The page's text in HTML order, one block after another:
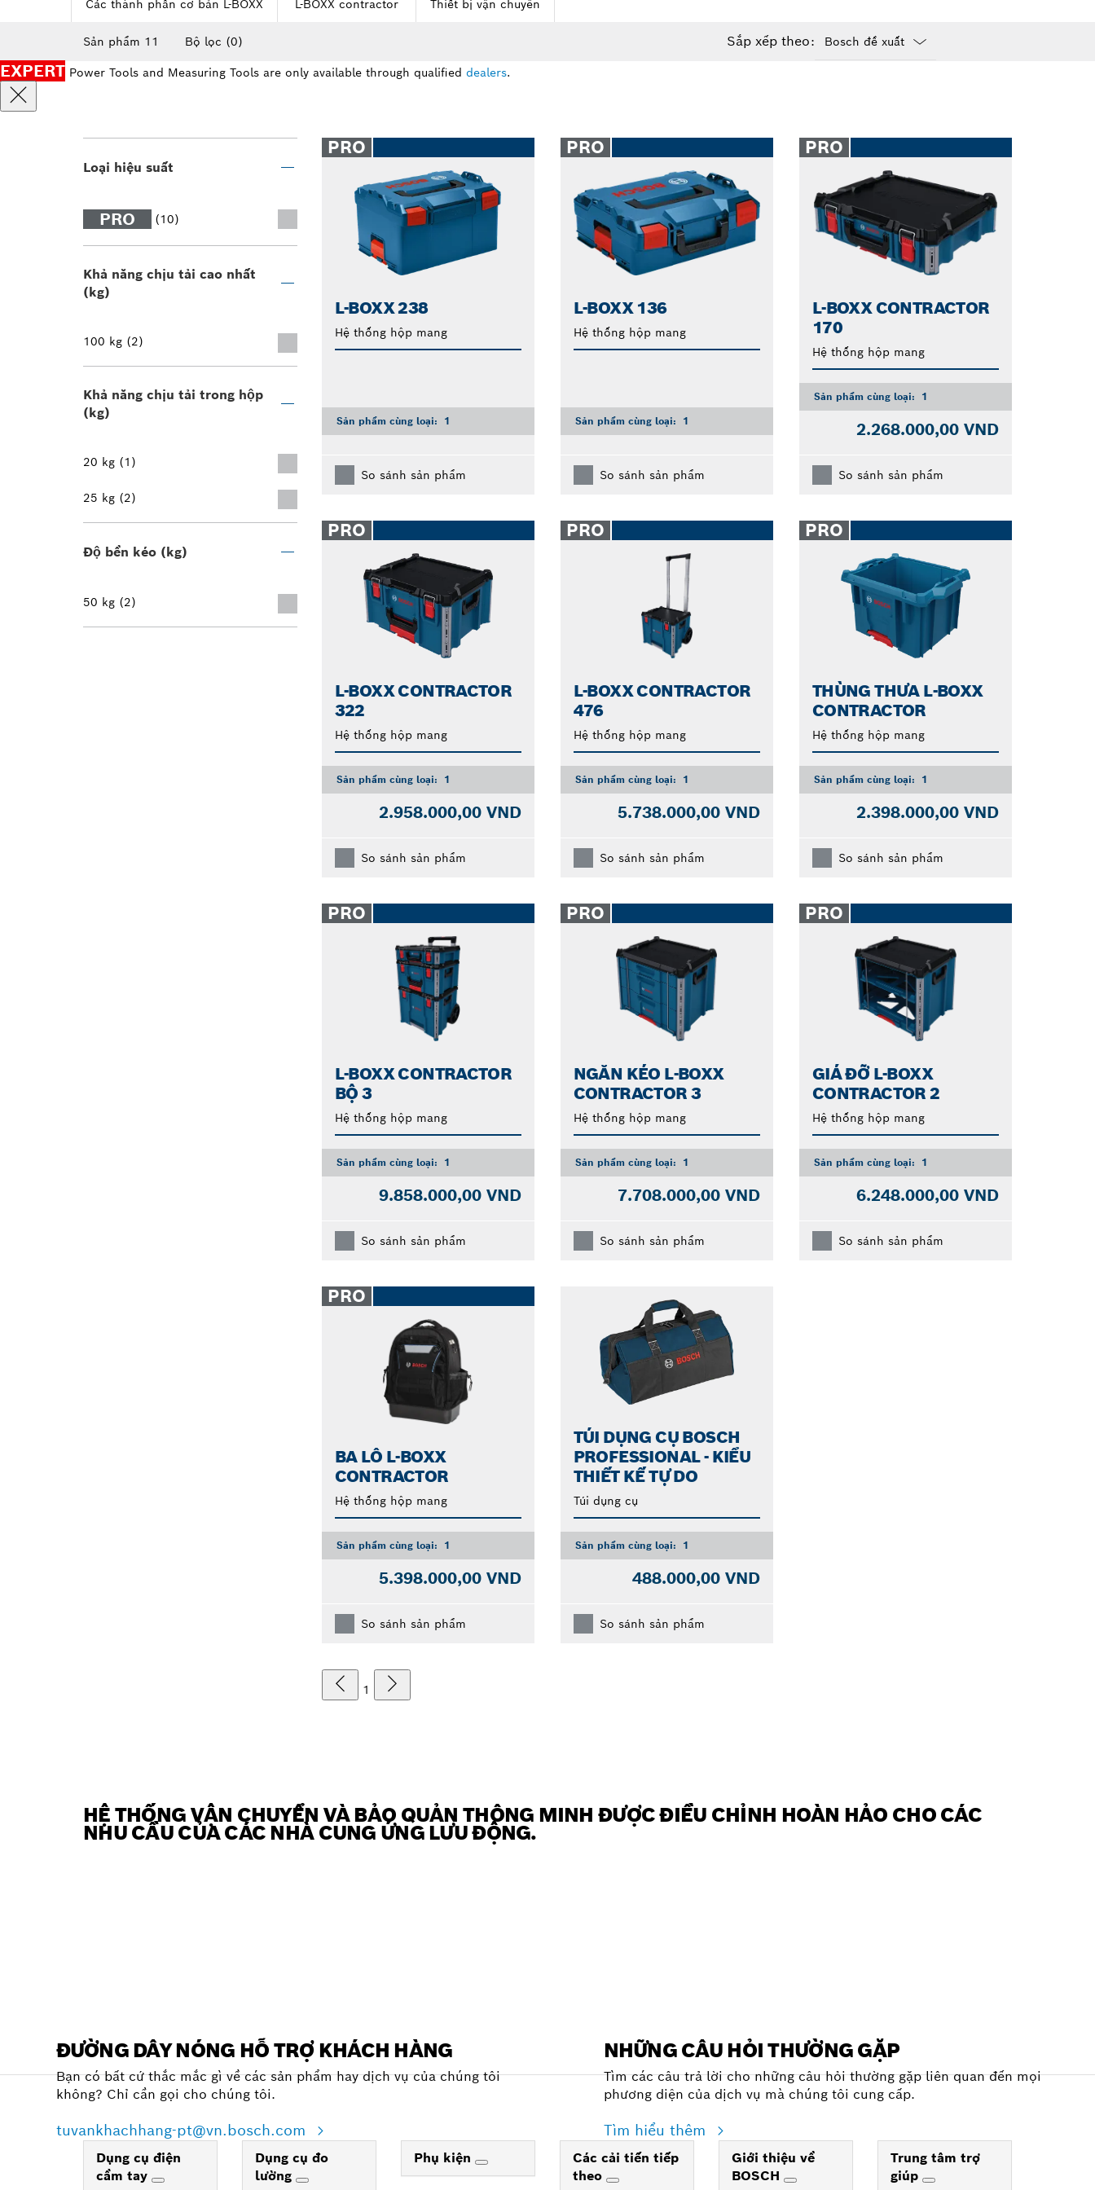
Các thành phần cơ bản L-BOXX L-BOXX contractor Thiết bị vận chuyển
Sản phẩm 11 Bộ lọc (0) Sắp xếp theo:
EXPERT Power Tools and Measuring Tools are only available through qualified dealers.
Loại hiệu suất
PRO (10)
Khả năng chịu tải cao nhất
(kg)
100 kg (2)
Khả năng chịu tải trong hộp
(kg)
20 kg (1)
25 kg (2)
Độ bền kéo (kg)
50 kg (2)
PRO
L-BOXX 238
Hệ thống hộp mang
Sản phẩm cùng loại: 1
So sánh sản phẩm
PRO
L-BOXX 136
Hệ thống hộp mang
Sản phẩm cùng loại: 1
So sánh sản phẩm
PRO
L-BOXX CONTRACTOR
170
Hệ thống hộp mang
Sản phẩm cùng loại: 1
2.268.000,00 VND
So sánh sản phẩm
PRO
L-BOXX CONTRACTOR
322
Hệ thống hộp mang
Sản phẩm cùng loại: 1
2.958.000,00 VND
So sánh sản phẩm
PRO
L-BOXX CONTRACTOR
476
Hệ thống hộp mang
Sản phẩm cùng loại: 1
5.738.000,00 VND
So sánh sản phẩm
PRO
THÙNG THƯA L-BOXX
CONTRACTOR
Hệ thống hộp mang
Sản phẩm cùng loại: 1
2.398.000,00 VND
So sánh sản phẩm
PRO
L-BOXX CONTRACTOR
BỘ 3
Hệ thống hộp mang
Sản phẩm cùng loại: 1
9.858.000,00 VND
So sánh sản phẩm
PRO
NGĂN KÉO L-BOXX
CONTRACTOR 3
Hệ thống hộp mang
Sản phẩm cùng loại: 1
7.708.000,00 VND
So sánh sản phẩm
PRO
GIÁ ĐỠ L-BOXX
CONTRACTOR 2
Hệ thống hộp mang
Sản phẩm cùng loại: 1
6.248.000,00 VND
So sánh sản phẩm
PRO
BA LÔ L-BOXX
CONTRACTOR
Hệ thống hộp mang
Sản phẩm cùng loại: 1
5.398.000,00 VND
So sánh sản phẩm
TÚI DỤNG CỤ BOSCH
PROFESSIONAL - KIỂU
THIẾT KẾ TỰ DO
Túi dụng cụ
Sản phẩm cùng loại: 1
488.000,00 VND
So sánh sản phẩm
1
HỆ THỐNG VẬN CHUYỂN VÀ BẢO QUẢN THÔNG MINH ĐƯỢC ĐIỀU CHỈNH HOÀN HẢO CHO CÁC
NHU CẦU CỦA CÁC NHÀ CUNG ỨNG LƯU ĐỘNG.
ĐƯỜNG DÂY NÓNG HỖ TRỢ KHÁCH HÀNG
Bạn có bất cứ thắc mắc gì về các sản phẩm hay dịch vụ của chúng tôi
không? Chỉ cần gọi cho chúng tôi.
tuvankhachhang-pt@vn.bosch.com
NHỮNG CÂU HỎI THƯỜNG GẶP
Tìm các câu trả lời cho những câu hỏi thường gặp liên quan đến mọi
phương diện của dịch vụ mà chúng tôi cung cấp.
Tìm hiểu thêm
Dụng cụ điện
cầm tay
Dụng cụ đo
lường
Phụ kiện
Các cải tiến tiếp
theo
Giới thiệu về
BOSCH
Trung tâm trợ
giúp